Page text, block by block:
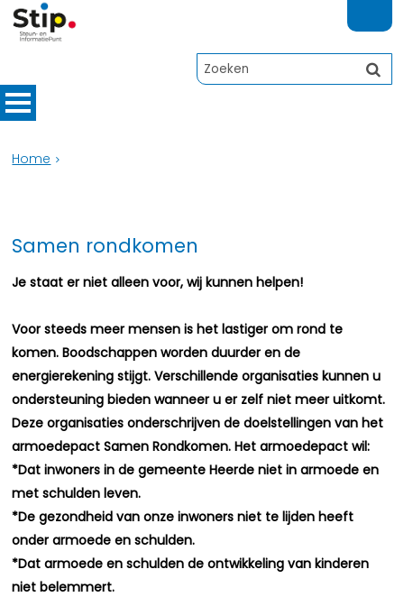
Home
Samen rondkomen
Je staat er niet alleen voor, wij kunnen helpen!
Voor steeds meer mensen is het lastiger om rond te
komen. Boodschappen worden duurder en de
energierekening stijgt. Verschillende organisaties kunnen u
ondersteuning bieden wanneer u er zelf niet meer uitkomt.
Deze organisaties onderschrijven de doelstellingen van het
armoedepact Samen Rondkomen. Het armoedepact wil:
*Dat inwoners in de gemeente Heerde niet in armoede en
met schulden leven.
*De gezondheid van onze inwoners niet te lijden heeft
onder armoede en schulden.
*Dat armoede en schulden de ontwikkeling van kinderen
niet belemmert.